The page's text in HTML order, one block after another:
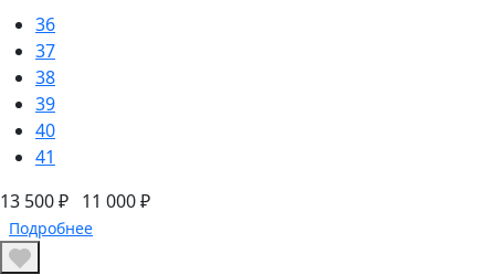
36
37
38
39
40
41
13 500 ₽ 11 000 ₽
Подробнее